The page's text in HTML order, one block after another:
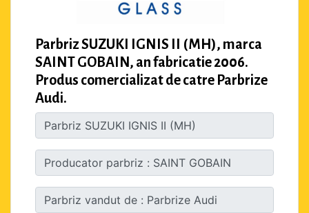
Parbriz SUZUKI IGNIS II (MH), marca
SAINT GOBAIN, an fabricatie 2006.
Produs comercializat de catre Parbrize
Audi.